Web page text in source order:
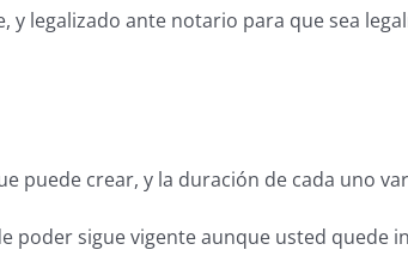
legalizado ante notario para que sea
puede crear, y la duración de cada uno
poder sigue vigente aunque usted